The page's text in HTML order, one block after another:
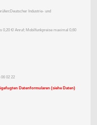
Industrie- und
0,20 €/ Anruf; Mobilfunkpreise maximal 0,60
02 22
Datenformularen (siehe Daten)